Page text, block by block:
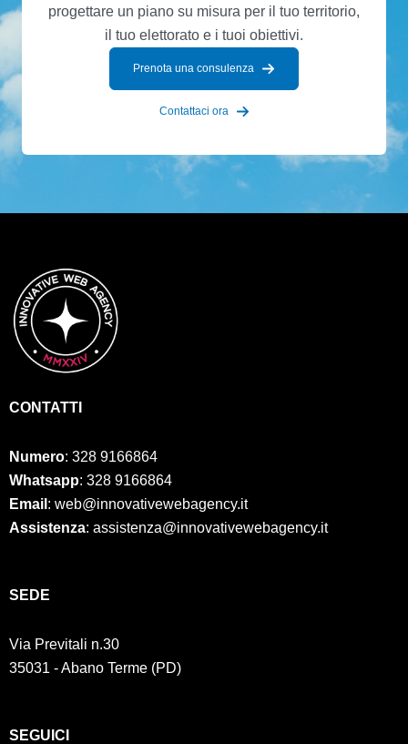
progettare un piano su misura per il tuo territorio,
il tuo elettorato e i tuoi obiettivi.
Prenota una consulenza
Contattaci ora
CONTATTI
Numero: 328 9166864
Whatsapp: 328 9166864
Email : web@innovativewebagency.it
Assistenza: assistenza@innovativewebagency.it
SED E
Via Previtali n.30
35031 - Abano Terme (PD)
SEGUICI